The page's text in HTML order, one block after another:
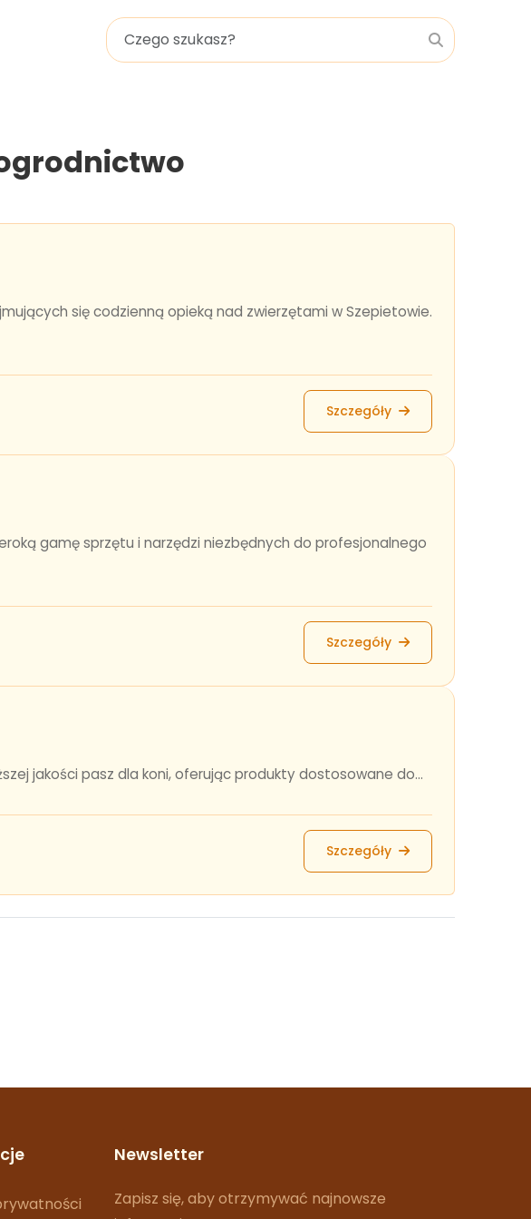
się codzienną opieką nad zwierzętami w Szepietowie.
Szczegóły
gamę sprzętu i narzędzi niezbędnych do profesjonalnego
Szczegóły
jakości pasz dla koni, oferując produkty dostosowane do...
Szczegóły
Newsletter
Zapisz się, aby otrzymywać najnowsze